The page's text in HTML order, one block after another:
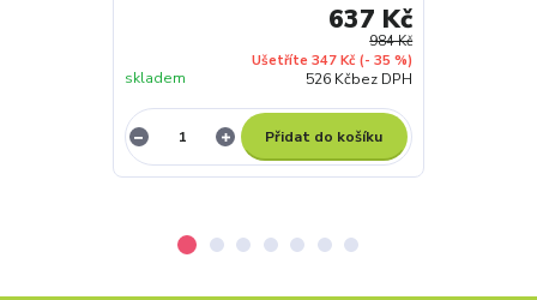
984 Kč
Ušetříte 347 Kč (- 35 %)
637 Kč
526 Kčbez DPH
skladem
Přidat do košíku